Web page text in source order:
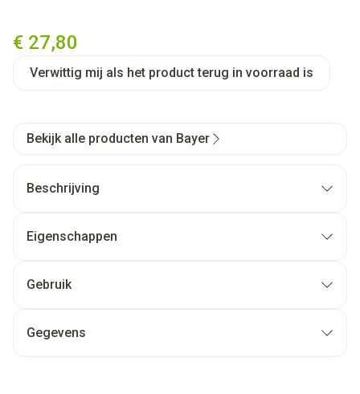
€ 27,80
Verwittig mij als het product terug in voorraad is
Bekijk alle producten van Bayer
Beschrijving
Eigenschappen
Gebruik
Gegevens